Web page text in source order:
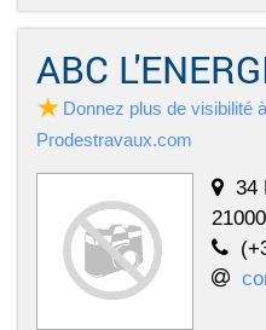
ABC
Donnez plus de visibilité
Prodestravaux.com
34